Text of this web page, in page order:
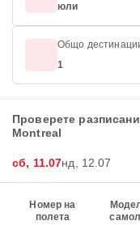
юли
Общо
1
Проверете
Montreal
сб, 11.07нд, 12.07
Номер на
полета